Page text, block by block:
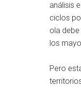
análisis
ciclos
ola
los
Pero